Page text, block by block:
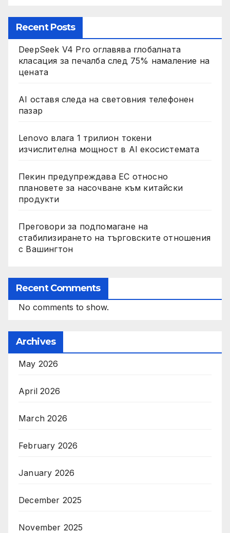
Recent Posts
DeepSeek V4 Pro оглавява глобалната
класация за печалба след 75% намаление на
цената
AI оставя следа на световния телефонен
пазар
Lenovo влага 1 трилион токени
изчислителна мощност в AI екосистемата
Пекин предупреждава ЕС относно
плановете за насочване към китайски
продукти
Преговори за подпомагане на
стабилизирането на търговските отношения
с Вашингтон
Recent Comments
No comments to show.
Archives
May 2026
April 2026
March 2026
February 2026
January 2026
December 2025
November 2025